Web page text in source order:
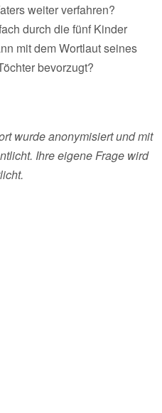
weiter verfahren?
durch die fünf Kinder
mit dem Wortlaut seines
bevorzugt?
wurde anonymisiert und mit
Ihre eigene Frage wird